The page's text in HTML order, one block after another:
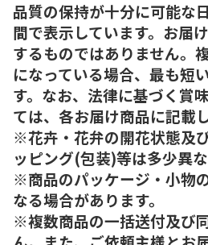
品質の保持が十分に可能な
間で表示しています。お届
するものではありません。
になっている場合、最も短
す。なお、法律に基づく賞
ては、各お届け商品に記載
※花卉・花弁の開花状態及
ッピング(包装)等は多少異
※商品のパッケージ・小物
なる場合があります。
※複数商品の一括送付及び